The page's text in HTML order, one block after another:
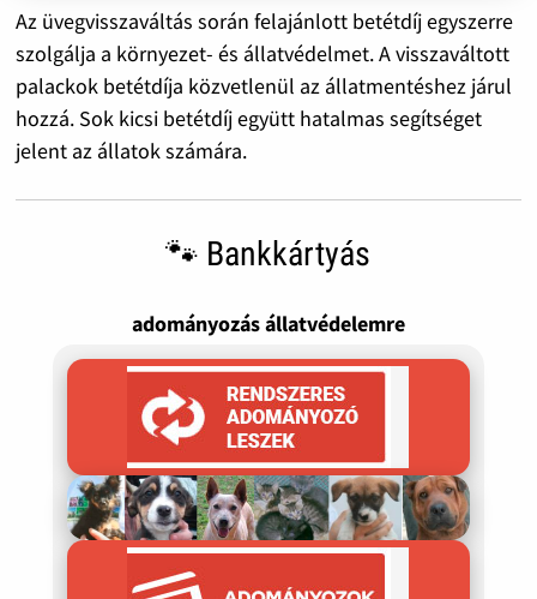
Az üvegvisszaváltás során felajánlott betétdíj egyszerre
szolgálja a környezet- és állatvédelmet. A visszaváltott
palackok betétdíja közvetlenül az állatmentéshez járul
hozzá. Sok kicsi betétdíj együtt hatalmas segítséget
jelent az állatok számára.
🐾 Bankkártyás
adományozás állatvédelemre